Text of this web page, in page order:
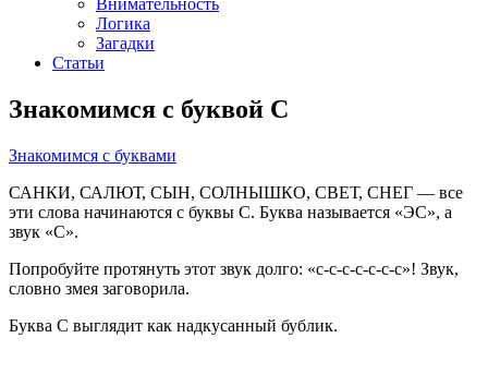
Внимательность
Логика
Загадки
Статьи
Знакомимся с буквой С
Рубрики
Знакомимся с буквамиОт
teacher
САНКИ, САЛЮТ, СЫН, СОЛНЫШКО, СВЕТ, СНЕГ — все
эти слова начинаются с буквы С. Буква называется «ЭС», а
звук «С».
Попробуйте протянуть этот звук долго: «с-с-с-с-с-с-с»! Звук,
словно змея заговорила.
Буква С выглядит как надкусанный бублик.